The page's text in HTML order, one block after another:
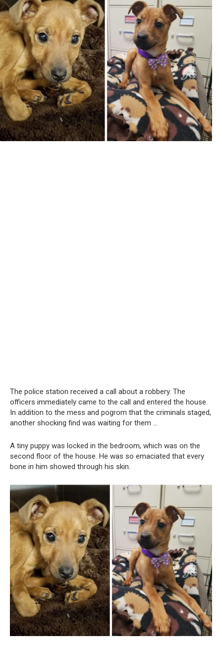
The police station received a call about a robbery. The
officers immediately came to the call and entered the house.
In addition to the mess and pogrom that the criminals staged,
another shocking find was waiting for them …
A tiny puppy was locked in the bedroom, which was on the
second floor of the house. He was so emaciated that every
bone in him showed through his skin.